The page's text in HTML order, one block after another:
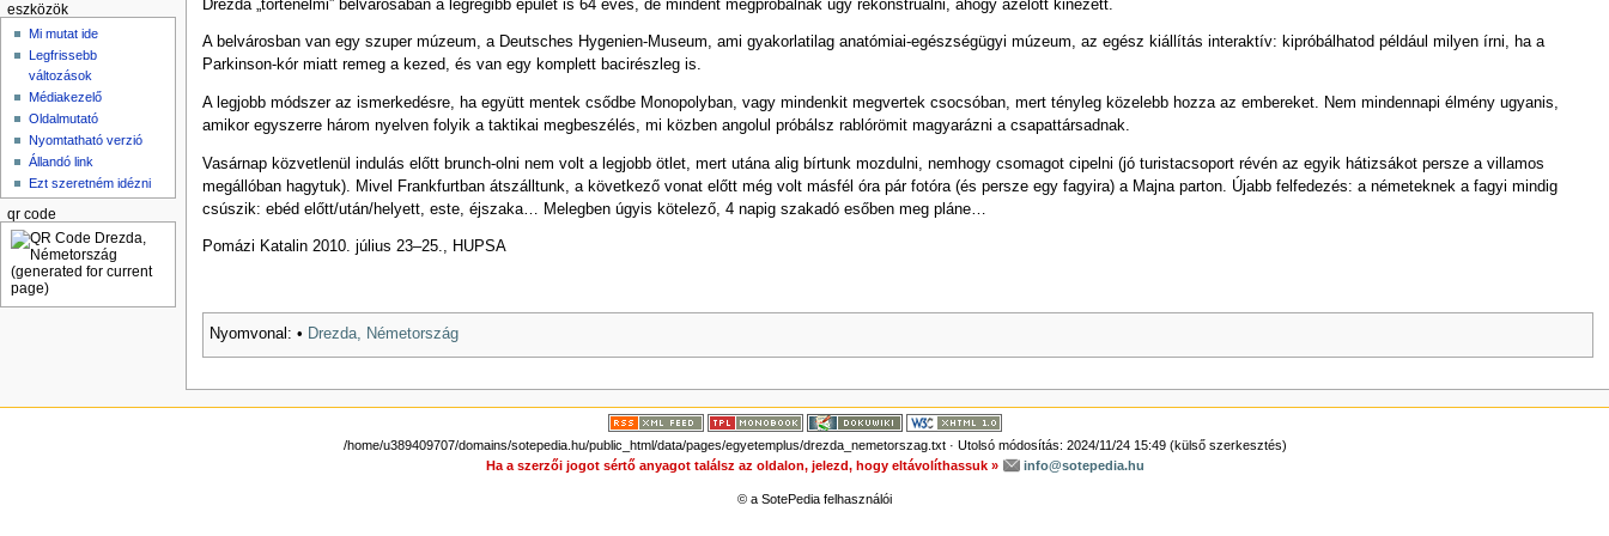
Drezda „történelmi” belvárosában a legrégibb épület is 64 éves, de mindent megpróbálnak úgy rekonstruálni, ahogy azelőtt kinézett.
A belvárosban van egy szuper múzeum, a Deutsches Hygenien-Museum, ami gyakorlatilag anatómiai-egészségügyi múzeum, az egész kiállítás interaktív: kipróbálhatod például milyen írni, ha a
Parkinson-kór miatt remeg a kezed, és van egy komplett bacirészleg is.
A legjobb módszer az ismerkedésre, ha együtt mentek csődbe Monopolyban, vagy mindenkit megvertek csocsóban, mert tényleg közelebb hozza az embereket. Nem mindennapi élmény ugyanis,
amikor egyszerre három nyelven folyik a taktikai megbeszélés, mi közben angolul próbálsz rablórömit magyarázni a csapattársadnak.
Vasárnap közvetlenül indulás előtt brunch-olni nem volt a legjobb ötlet, mert utána alig bírtunk mozdulni, nemhogy csomagot cipelni (jó turistacsoport révén az egyik hátizsákot persze a villamos
megállóban hagytuk). Mivel Frankfurtban átszálltunk, a következő vonat előtt még volt másfél óra pár fotóra (és persze egy fagyira) a Majna parton. Újabb felfedezés: a németeknek a fagyi mindig
csúszik: ebéd előtt/után/helyett, este, éjszaka… Melegben úgyis kötelező, 4 napig szakadó esőben meg pláne…
Pomázi Katalin 2010. július 23–25., HUPSA
Nyomvonal: • Drezda, Németország
eszközök
Mi mutat ide
Legfrissebb
változások
Médiakezelő
Oldalmutató
Nyomtatható verzió
Állandó link
Ezt szeretném idézni
qr code
/home/u389409707/domains/sotepedia.hu/public_html/data/pages/egyetemplus/drezda_nemetorszag.txt· Utolsó módosítás: 2024/11/24 15:49 (külső szerkesztés)
Ha a szerzői jogot sértő anyagot találsz az oldalon, jelezd, hogy eltávolíthassuk »
info@sotepedia.hu
© a SotePedia felhasználói